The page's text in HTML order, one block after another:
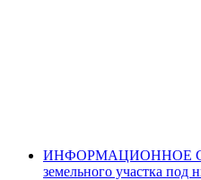
ИНФОРМАЦИОННОЕ
земельного участка под